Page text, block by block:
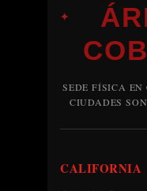
✦
SEDE FÍSICA
CIUDADES
CALIFORNIA